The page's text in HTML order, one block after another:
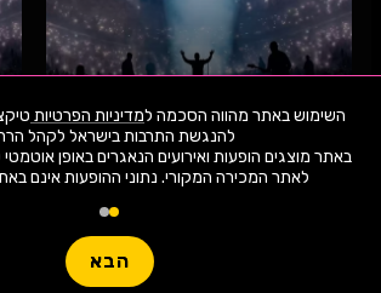
השימוש באתר מהווה הסכמה למדיניות הפרטיות
באתר מוצגים הופעות ואירועים הנאגרים באופן
לאתר המכירה המקורי. נתוני ההופעות אינם
הבא
חפשו הופעה
13.8.26 חמישי 21:00
היכל התרבות עכו
מתי ואיפה בקטגורית הופעות חיות